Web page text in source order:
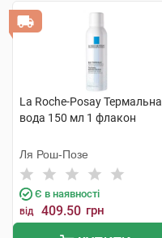
La Roche-Posay Термальна
вода 150 мл 1 флакон
Ля Рош-Позе
Є в наявності
від 409.50 грн